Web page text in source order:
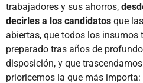
trabajadores y sus ahorros,
decirles a los candidatos que
abiertas, que todos los insumos
preparado tras años de
disposición, y que
prioricemos la que más importa: